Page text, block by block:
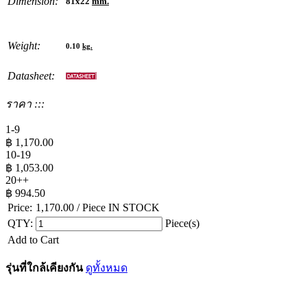
Weight: 0.10 kg.
Datasheet:
ราคา :::
1-9
฿ 1,170.00
10-19
฿ 1,053.00
20++
฿ 994.50
Price: 1,170.00 / Piece IN STOCK
QTY:
Piece(s)
Add to Cart
รุ่นที่ใกล้เคียงกัน ดูทั้งหมด